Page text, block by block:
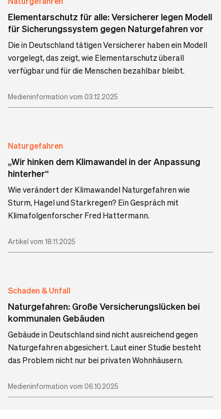
Elementarschutz für alle: Versicherer legen Modell
für Sicherungssystem gegen Naturgefahren vor
Die in Deutschland tätigen Versicherer haben ein Modell
vorgelegt, das zeigt, wie Elementarschutz überall
verfügbar und für die Menschen bezahlbar bleibt.
Medieninformation vom 03.12.2025
Naturgefahren
„Wir hinken dem Klimawandel in der Anpassung
hinterher“
Wie verändert der Klimawandel Naturgefahren wie
Sturm, Hagel und Starkregen? Ein Gespräch mit
Klimafolgenforscher Fred Hattermann.
Artikel vom 18.11.2025
Schaden & Unfall
Naturgefahren: Große Versicherungslücken bei
kommunalen Gebäuden
Gebäude in Deutschland sind nicht ausreichend gegen
Naturgefahren abgesichert. Laut einer Studie besteht
das Problem nicht nur bei privaten Wohnhäusern.
Medieninformation vom 06.10.2025